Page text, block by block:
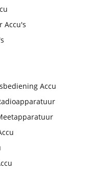
Accu's
Accu